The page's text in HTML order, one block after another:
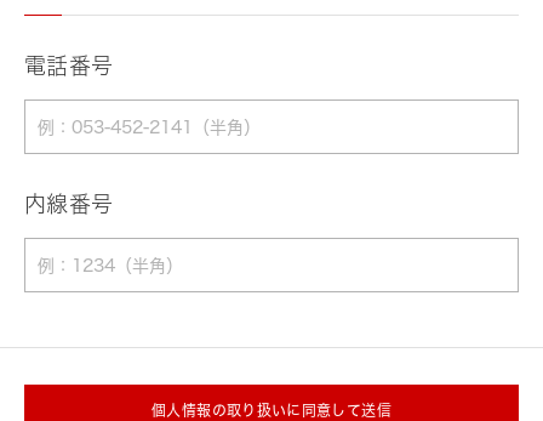
電話番号
内線番号
個人情報の取り扱いに同意して送信